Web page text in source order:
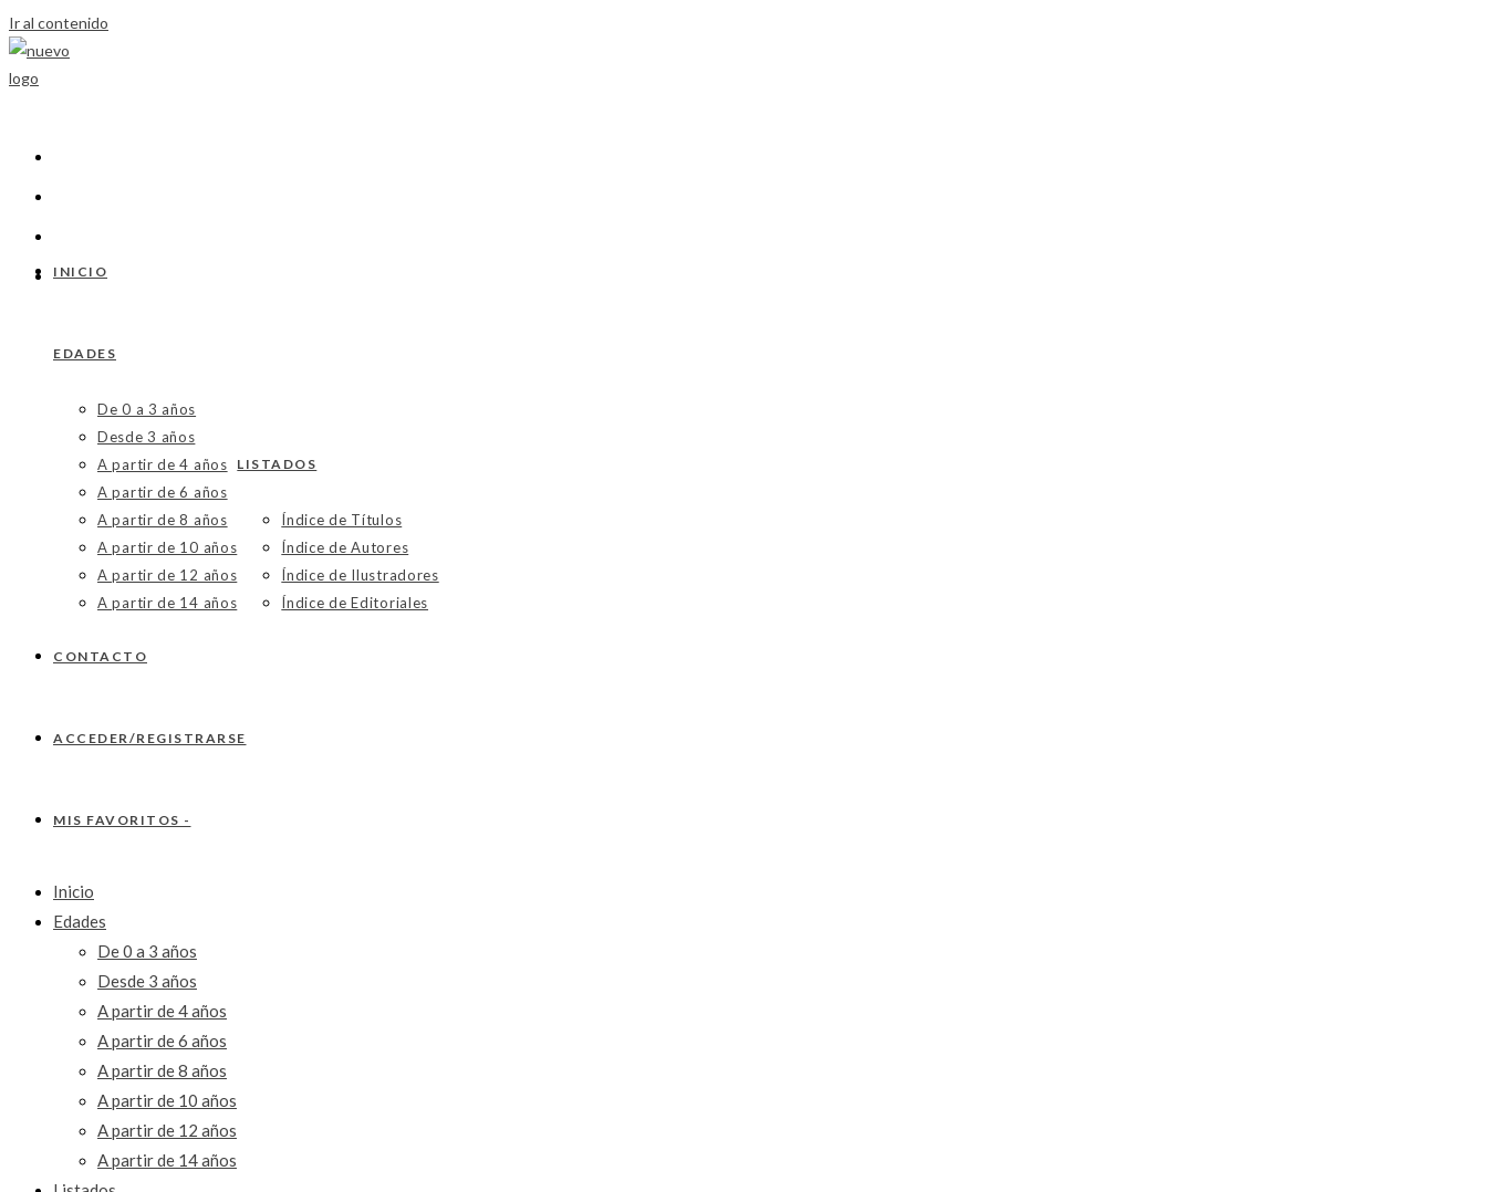
Ir al contenido
INICIO
EDADES
De 0 a 3 años
Desde 3 años
A partir de 4 años
A partir de 6 años
A partir de 8 años
A partir de 10 años
A partir de 12 años
A partir de 14 años
LISTADOS
Índice de Títulos
Índice de Autores
Índice de Ilustradores
Índice de Editoriales
CONTACTO
ACCEDER/REGISTRARSE
MIS FAVORITOS -
Inicio
Edades
De 0 a 3 años
Desde 3 años
A partir de 4 años
A partir de 6 años
A partir de 8 años
A partir de 10 años
A partir de 12 años
A partir de 14 años